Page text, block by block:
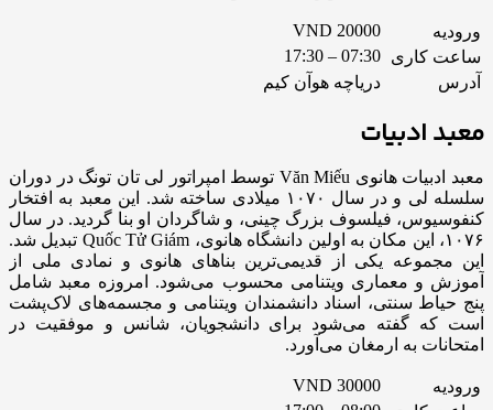
ورودیه
VND 20000
ساعت کاری 07:30 – 17:30
آدرس
دریاچه هوآن کیم
معبد ادبیات
معبد ادبیات هانوی Văn Miếu توسط امپراتور لی تان تونگ در دوران
سلسله لی و در سال ۱۰۷۰ میلادی ساخته شد. این معبد به افتخار
کنفوسیوس، فیلسوف بزرگ چینی، و شاگردان او بنا گردید. در سال
۱۰۷۶، این مکان به اولین دانشگاه هانوی، Quốc Tử Giám تبدیل شد.
این مجموعه یکی از قدیمی‌ترین بناهای هانوی و نمادی ملی از
آموزش و معماری ویتنامی محسوب می‌شود. امروزه معبد شامل
پنج حیاط سنتی، اسناد دانشمندان ویتنامی و مجسمه‌های لاک‌پشت
است که گفته می‌شود برای دانشجویان، شانس و موفقیت در
امتحانات به ارمغان می‌آورد.
ورودیه
VND 30000